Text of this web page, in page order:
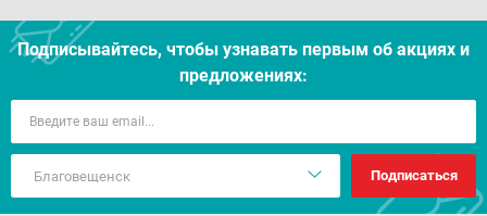
Подписывайтесь, чтобы узнавать первым об акцияx и
предложениях:
Подписаться